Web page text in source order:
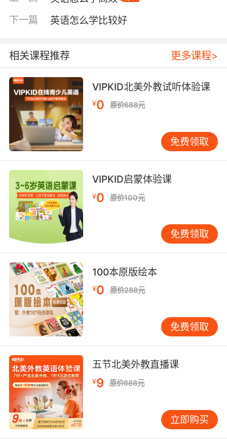
听+泛听”结合的方式。每周选取一段2-3分钟、
难度适中的音频（如动画片段或小故事），第一
遍整体理解大意，第二遍进行逐句跟读，特别注
的表达环境许多孩子因为害怕犯错而不敢开口。
在启蒙阶段，保护表达欲和沟通信心远比立即纠
正语法更重要。家长可以尝试“生活短句”策略。
在日常固定场景中使用简单英语，如早餐时间问
“Milkorjuice?”，出门时说“Let’sgo!”。孩子初期
可能仅以单词或肢体语言回应，这完全可以接
受。重点是让他感受到英语是用于交流的工具。
角色扮演是练习口语的趣味方式。例如，模拟“商
店购物”，使用“CanIhelpyou?”
“Iwantanapple,please.”等基础对话。在游戏情
境中，孩子往往更放松，也更愿意尝试表达。词
汇积累：告别死记硬背孤立地背诵单词表往往事
倍功半。让词汇在语境中反复出现，记忆才会牢
固。场景贴标是一个实用方法。在家具、电器上
粘贴英文标签，如“door”、“fridge”。并非要求孩
子盯着记忆，而是在日常互动中自然使用，比如
开门时说“Openthedoor”。高频的场景化重复，
记忆效果远胜机械背诵。游戏化学习也能增加趣
味性。玩“单词接龙”，或使用优质的互动APP，通
过动画、游戏学习词汇。每天短时、高频的游戏
化接触，积累效率可能更高。阅读养成：从共读
到自主阅读阅读能力的培养需循序渐进，起步阶
段维护兴趣至关重要。对于初学者，句式重复、
图画丰富的绘本是理想选择。亲子共读时，可先
让孩子看图猜测内容，家长再朗读文字。读完
后，鼓励孩子用中文或简单英文复述大意。随着
能力提升，可引入分级读物。选书时遵循“i+1”原
则（即难度略高于当前水平，但借助图文可理
解）。阅读中不必逢生词就查，鼓励通过上下文
猜测。读完一本后，可以一起画简易的思维导
下一篇 英语怎么学比较好
相关课程推荐 更多课程>
VIPKID北美外教试听体验课
¥0 原价688元
免费领取
VIPKID启蒙体验课
¥0 原价100元
免费领取
100本原版绘本
¥0 原价288元
免费领取
五节北美外教直播课
¥9 原价888元
立即购买